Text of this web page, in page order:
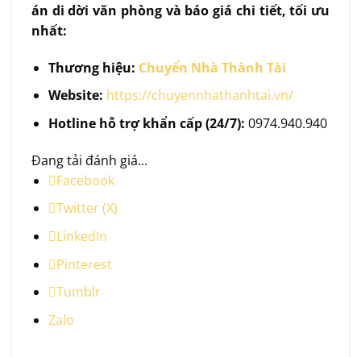
án di dời văn phòng và báo giá chi tiết, tối ưu
nhất:
Thương hiệu: Chuyển Nhà Thành Tài
Website: https://chuyennhathanhtai.vn/
Hotline hỗ trợ khẩn cấp (24/7): 0974.940.940
Đang tải đánh giá...
Facebook
Twitter (X)
LinkedIn
Pinterest
Tumblr
Zalo